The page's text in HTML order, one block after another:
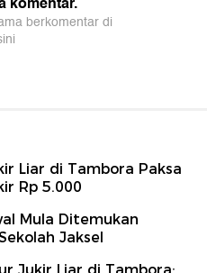
Liar di Tambora Paksa
Rp 5.000
Mula Ditemukan
Jaksel